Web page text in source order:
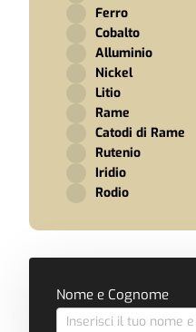
Ferro
Cobalto
Alluminio
Nickel
Litio
Rame
Catodi di Rame
Rutenio
Iridio
Rodio
Form
Contatti
Nome e Cognome